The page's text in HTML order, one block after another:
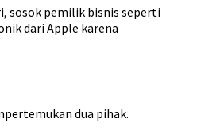
sosok pemilik bisnis seperti
dari Apple karena
dua pihak.